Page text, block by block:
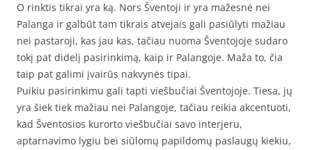
O rinktis tikrai yra ką. Nors Šventoji ir yra mažesnė nei
Palanga ir galbūt tam tikrais atvejais gali pasiūlyti mažiau
nei pastaroji, kas jau kas, tačiau nuoma Šventojoje sudaro
tokį pat didelį pasirinkimą, kaip ir Palangoje. Maža to, čia
taip pat galimi įvairūs nakvynės tipai.
Puikiu pasirinkimu gali tapti viešbučiai Šventojoje. Tiesa, jų
yra šiek tiek mažiau nei Palangoje, tačiau reikia akcentuoti,
kad Šventosios kurorto viešbučiai savo interjeru,
aptarnavimo lygiu bei siūlomų papildomų paslaugų kiekiu,